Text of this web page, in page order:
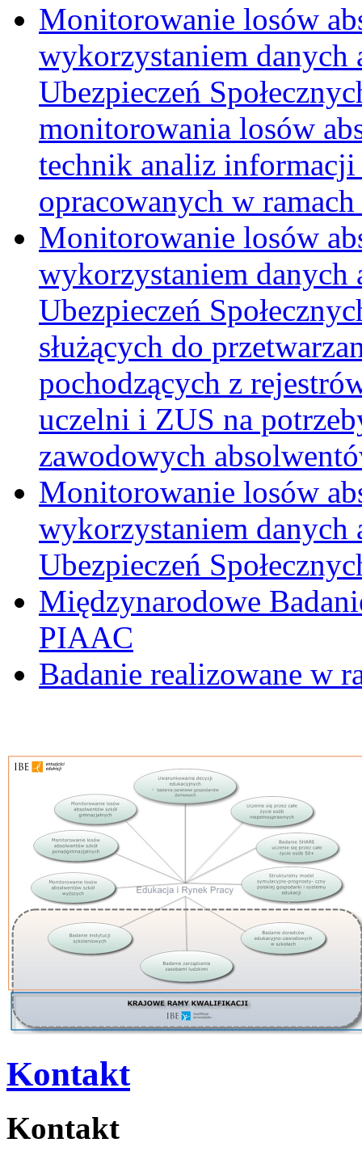
Monitorowanie losów
wykorzystaniem danych
Ubezpieczeń
monitorowania losów
technik analiz
opracowanych w
Monitorowanie losów
wykorzystaniem danych
Ubezpieczeń
służących do
pochodzących z
uczelni i ZUS na
zawodowych
Monitorowanie losów
wykorzystaniem danych
Ubezpieczeń
Międzynarodowe
PIAAC
Badanie realizowane w
Kontakt
Kontakt